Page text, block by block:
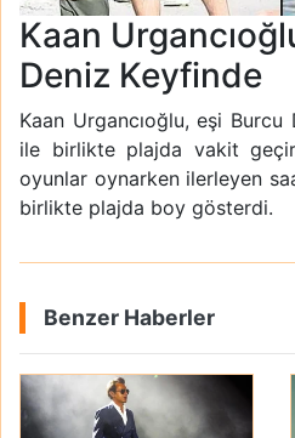
Kaan
Deniz Keyfinde
Kaan Urgancıoğlu, eşi Burcu
ile birlikte plajda vakit
oyunlar oynarken ilerleyen
birlikte plajda boy gösterdi.
Benzer Haberler